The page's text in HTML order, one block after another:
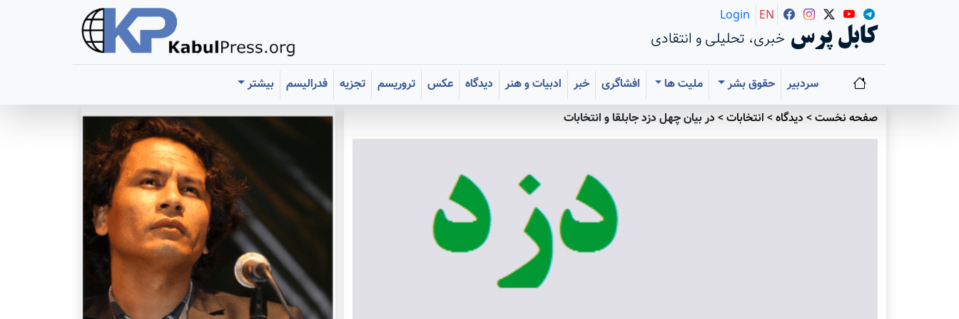
کابل پرس خبری، تحلیلی و انتقادی
Login EN
سردبیر حقوق بشر ملیت ها افشاگری خبر ادبیات و هنر دیدگاه عکس تروریسم تجزیه فدرالیسم
بیشتر
صفحه نخست> دیدگاه> انتخابات> در بیان چهل دزد جابلقا و انتخابات